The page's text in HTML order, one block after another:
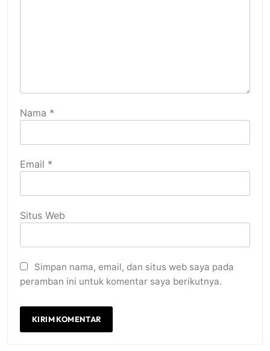
Nama *
Email *
Situs Web
Simpan nama, email, dan situs web saya pada
peramban ini untuk komentar saya berikutnya.